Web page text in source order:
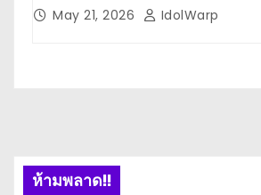
May 21, 2026 IdolWarp
ห้ามพลาด!!